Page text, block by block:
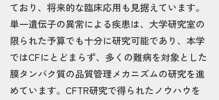
ており、将来的な臨床応用も見据えています。
単一遺伝子の異常による疾患は、大学研究室の
限られた予算でも十分に研究可能であり、本学
ではCFにとどまらず、多くの難病を対象とした
膜タンパク質の品質管理メカニズムの研究を進
めています。CFTR研究で得られたノウハウを